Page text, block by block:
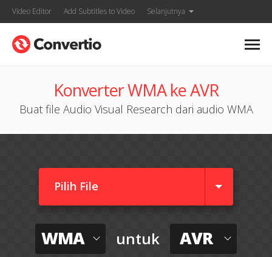
Video Editor Add Subtitles to Video Selanjutnya
Konverter WMA ke AVR
Buat file Audio Visual Research dari audio WMA
Pilih File
WMA untuk AVR